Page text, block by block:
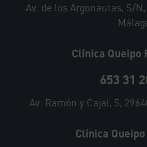
Av. de los Argonautas, S/
Clínica Queipo
653 31
Av. Ramón y Cajal, 5,
Clínica